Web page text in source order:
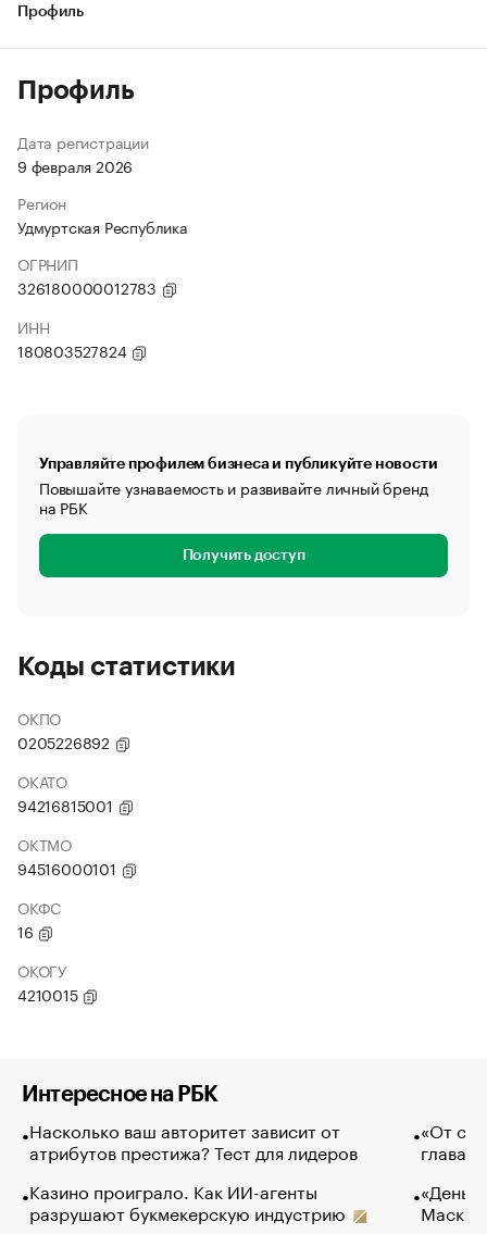
Профиль
Профиль
Дата регистрации
9 февраля 2026
Регион
Удмуртская Республика
ОГРНИП
326180000012783
ИНН
180803527824
Управляйте профилем бизнеса и публикуйте новости
Повышайте узнаваемость и развивайте личный бренд
на РБК
Получить доступ
Коды статистики
ОКПО
0205226892
ОКАТО
94216815001
ОКТМО
94516000101
ОКФС
16
ОКОГУ
4210015
Интересное на РБК
Насколько ваш авторитет зависит от
атрибутов престижа? Тест для лидеров
Казино проиграло. Как ИИ-агенты
разрушают букмекерскую индустрию
«От
глава
Маск в